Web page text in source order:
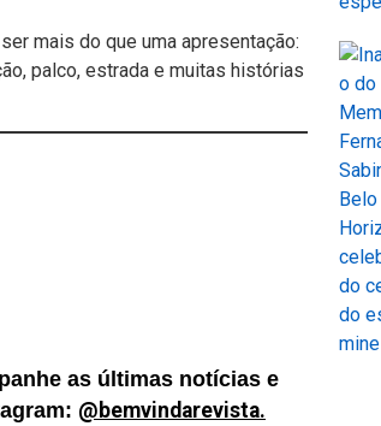
mais do que uma apresentação:
palco, estrada e muitas histórias
as últimas notícias e
@bemvindarevista.